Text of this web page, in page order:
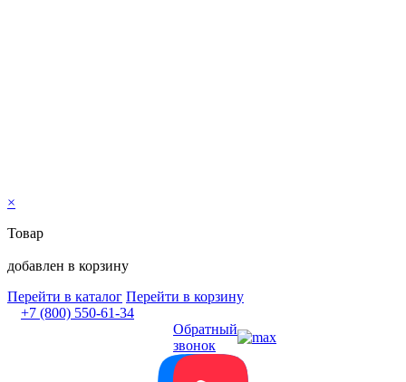
×
Товар
добавлен в корзину
Перейти в каталог Перейти в корзину
+7 (800) 550-61-34
Обратный
звонок